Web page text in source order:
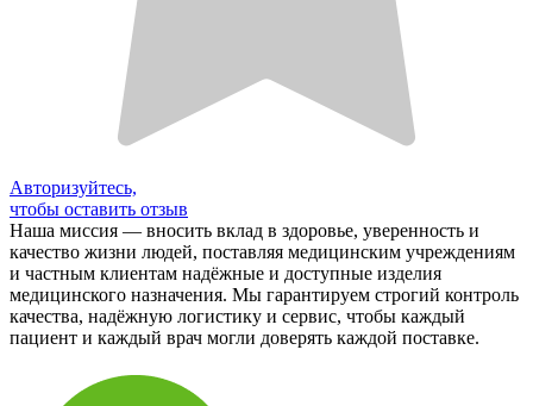
Авторизуйтесь,
чтобы оставить отзыв
Наша миссия — вносить вклад в здоровье, уверенность и
качество жизни людей, поставляя медицинским учреждениям
и частным клиентам надёжные и доступные изделия
медицинского назначения. Мы гарантируем строгий контроль
качества, надёжную логистику и сервис, чтобы каждый
пациент и каждый врач могли доверять каждой поставке.